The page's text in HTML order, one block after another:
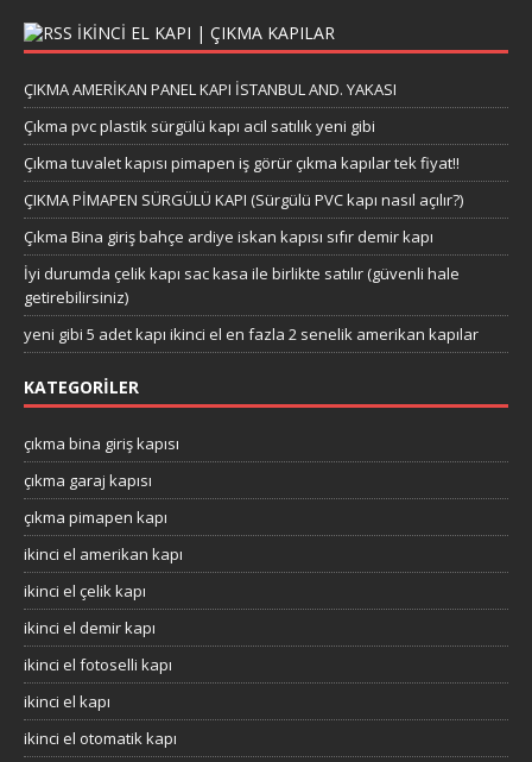
IKINCI EL KAPI | ÇIKMA KAPILAR
ÇIKMA AMERİKAN PANEL KAPI İSTANBUL AND. YAKASI
Çıkma pvc plastik sürgülü kapı acil satılık yeni gibi
Çıkma tuvalet kapısı pimapen iş görür çıkma kapılar tek fiyat!!
ÇIKMA PİMAPEN SÜRGÜLÜ KAPI (Sürgülü PVC kapı nasıl açılır?)
Çıkma Bina giriş bahçe ardiye iskan kapısı sıfır demir kapı
İyi durumda çelik kapı sac kasa ile birlikte satılır (güvenli hale
getirebilirsiniz)
yeni gibi 5 adet kapı ikinci el en fazla 2 senelik amerikan kapılar
KATEGORILER
çıkma bina giriş kapısı
çıkma garaj kapısı
çıkma pimapen kapı
ikinci el amerikan kapı
ikinci el çelik kapı
ikinci el demir kapı
ikinci el fotoselli kapı
ikinci el kapı
ikinci el otomatik kapı